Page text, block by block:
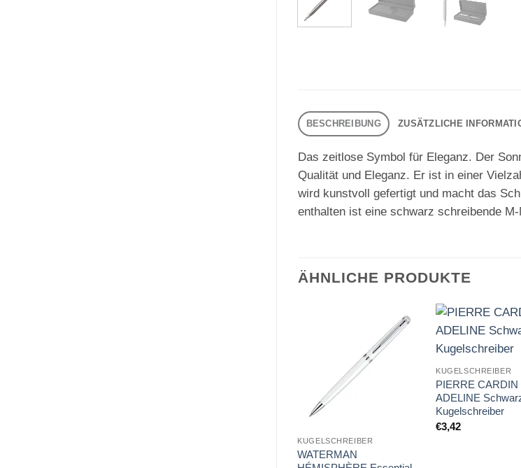
BESCHREIBUNG ZUSÄTZLICHE
Das zeitlose Symbol für Eleganz. Der
Qualität und Eleganz. Er ist in einer
wird kunstvoll gefertigt und macht das
enthalten ist eine schwarz schreibende
ÄHNLICHE PRODUKTE
Auf die
Merkliste
KUGELSCHREIBER
WATERMAN
KUGELSCHREIBER
PIERRE CARDIN
ADELINE
Kugelschreiber
€3,42